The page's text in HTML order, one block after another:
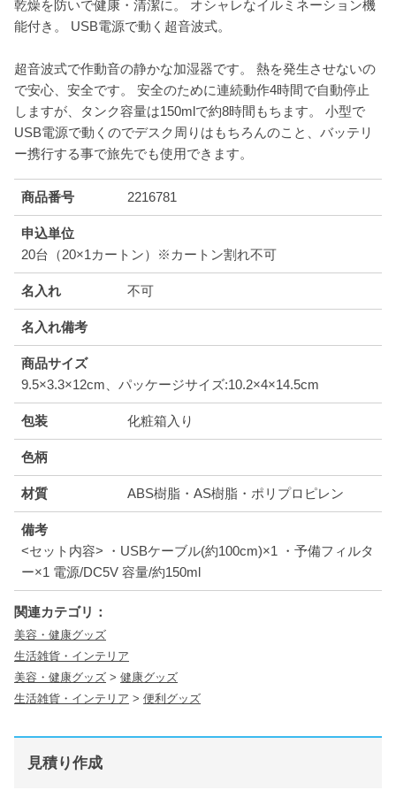
乾燥を防いで健康・清潔に。 オシャレなイルミネーション機
能付き。 USB電源で動く超音波式。
超音波式で作動音の静かな加湿器です。 熱を発生させないの
で安心、安全です。 安全のために連続動作4時間で自動停止
しますが、タンク容量は150mlで約8時間もちます。 小型で
USB電源で動くのでデスク周りはもちろんのこと、バッテリ
ー携行する事で旅先でも使用できます。
商品番号 2216781
申込単位
20台（20×1カートン）※カートン割れ不可
名入れ 不可
名入れ備考
商品サイズ
9.5×3.3×12cm、パッケージサイズ:10.2×4×14.5cm
包装 化粧箱入り
色柄
材質 ABS樹脂・AS樹脂・ポリプロピレン
備考
<セット内容> ・USBケーブル(約100cm)×1 ・予備フィルタ
ー×1 電源/DC5V 容量/約150ml
関連カテゴリ：
美容・健康グッズ
生活雑貨・インテリア
美容・健康グッズ > 健康グッズ
生活雑貨・インテリア > 便利グッズ
見積り作成